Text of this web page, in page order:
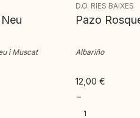
i Muscat
D.O. RIES BAIXES
Pazo
Albariño
12,00 €
−